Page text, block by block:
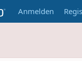
Anmelden